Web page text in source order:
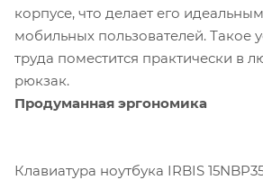
корпусе, что делает его
мобильных пользователей. Такое
труда поместится практически в
рюкзак.
Продуманная эргономика
Клавиатура ноутбука IRBIS